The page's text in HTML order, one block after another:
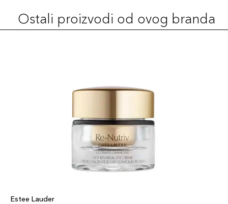
Ostali proizvodi od ovog branda
Estee Lauder